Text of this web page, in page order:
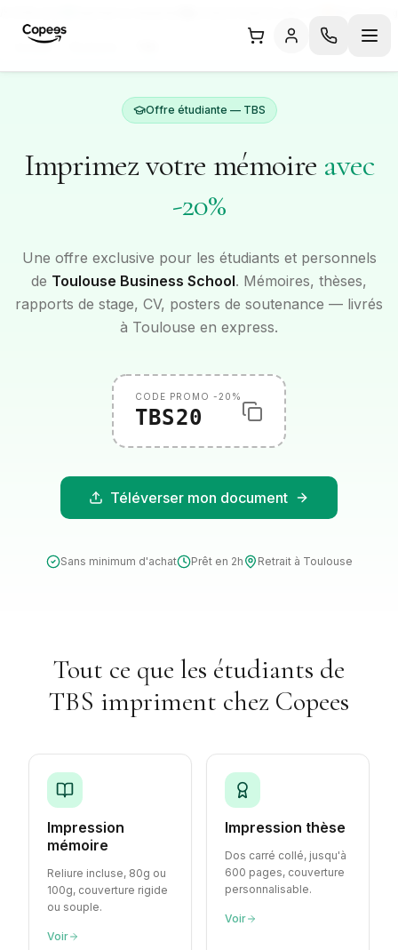
Accueil
Offre étudiante — TBS
Imprimez votre mémoire avec
-20%
Une offre exclusive pour les étudiants et personnels
de Toulouse Business School. Mémoires, thèses,
rapports de stage, CV, posters de soutenance — livrés
à Toulouse en express.
CODE PROMO -20%
TBS20
Téléverser mon document
Sans minimum d'achat Prêt en 2h Retrait à Toulouse
Tout ce que les étudiants de
TBS impriment chez Copees
Impression
mémoire
Reliure incluse, 80g ou
100g, couverture rigide
ou souple.
Voir
Impression thèse
Dos carré collé, jusqu'à
600 pages, couverture
personnalisable.
Voir